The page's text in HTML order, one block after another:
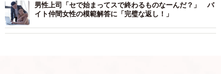
男性上司「セで始まってスで終わるものなーんだ？」 バ
イト仲間女性の模範解答に「完璧な返し！」